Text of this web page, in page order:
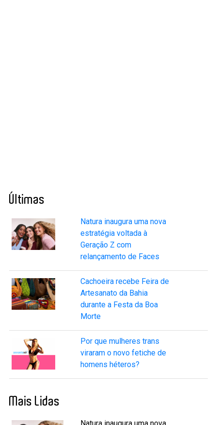
Últimas
Natura inaugura uma nova
estratégia voltada à
Geração Z com
relançamento de Faces
Cachoeira recebe Feira de
Artesanato da Bahia
durante a Festa da Boa
Morte
Por que mulheres trans
viraram o novo fetiche de
homens héteros?
Mais Lidas